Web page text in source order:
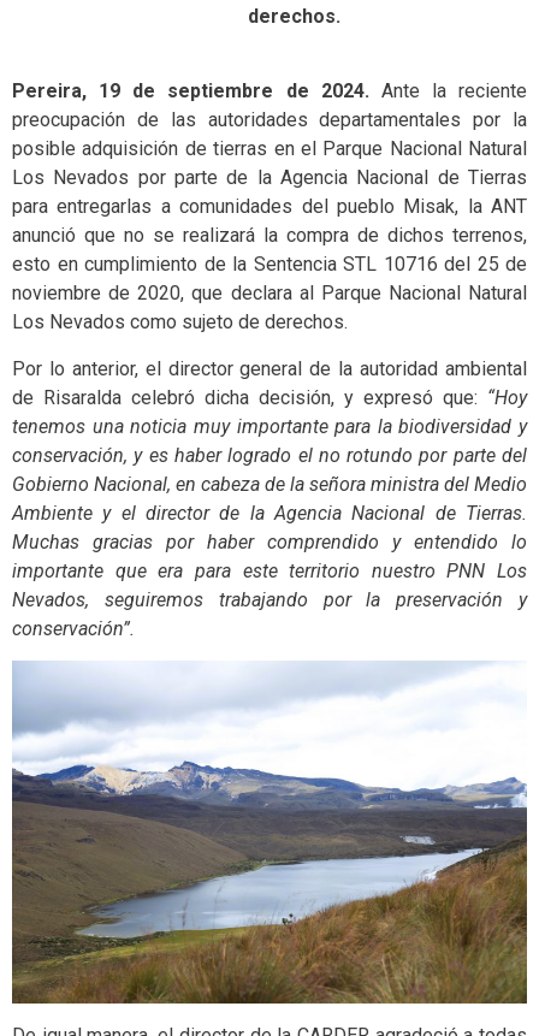
derechos.
Pereira, 19 de septiembre de 2024. Ante la reciente
preocupación de las autoridades departamentales por la
posible adquisición de tierras en el Parque Nacional Natural
Los Nevados por parte de la Agencia Nacional de Tierras
para entregarlas a comunidades del pueblo Misak, la ANT
anunció que no se realizará la compra de dichos terrenos,
esto en cumplimiento de la Sentencia STL 10716 del 25 de
noviembre de 2020, que declara al Parque Nacional Natural
Los Nevados como sujeto de derechos.
Por lo anterior, el director general de la autoridad ambiental
de Risaralda celebró dicha decisión, y expresó que: “Hoy
tenemos una noticia muy importante para la biodiversidad y
conservación, y es haber logrado el no rotundo por parte del
Gobierno Nacional, en cabeza de la señora ministra del Medio
Ambiente y el director de la Agencia Nacional de Tierras.
Muchas gracias por haber comprendido y entendido lo
importante que era para este territorio nuestro PNN Los
Nevados, seguiremos trabajando por la preservación y
conservación”.